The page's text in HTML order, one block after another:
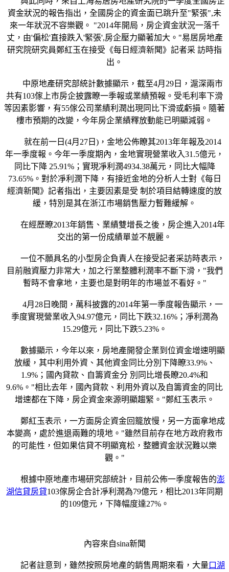
資金狀況的報告指出，全國房企的資金面已跳升至"緊張",未
來一年狀況不容樂觀。 "2014年開局，房企資金狀況一落千
丈，由'偏松'直接跌入'緊張',房企壓力顯著加大。"易居房地產
研究院研究員鄭紅玉在接受《每日經濟新聞》記者采 訪時指
出。
中原地產研究部統計數據顯示，截至4月29日，滬深兩市
共有103傢上市房企披露瞭一季報或業績預報。受毛利率下滑
等因素影響，有55傢公司業績利潤出現同比下滑或虧損。隨著
樓市預期的改變，今年房企業績釋放動能已明顯減弱。
就在前一日(4月27日)，金地公佈瞭其2013年年報及2014
年一季度報。今年一季度期內，金地實現營業收入31.5億元，
同比下降 25.91%；實現凈利潤4934.38萬元，同比大幅降
73.65%。對於凈利潤下降，有接近金地的分析人士對《每日
經濟新聞》記者指出，主要因素是受 制於項目結轉速度的放
緩，特別是其在浙江市場銷售壓力暫難緩解。
在經歷瞭2013年銷售、業績雙增長之後，房企進入2014年
交出的第一份成績單並不靚麗。
一位不願具名的小型房企負責人在接受記者采訪時表示，
目前融資壓力非常大，加之行業整體利潤率不斷下滑，"我們
暫時不會拿地，主要也是對明年的市場並不看好。"
4月28日晚間，萬科披露的2014年第一季度報告顯示，一
季度實現營業收入94.97億元，同比下跌32.16%；凈利潤為
15.29億元，同比下跌5.23%。
數據顯示，今年以來，房地產開發企業到位資金增速明顯
放緩，其中利用外資、其他資金同比分別下降瞭33.9%、
1.9%；國內貸款、自籌資金分 別同比增長瞭20.4%和
9.6%。"相比去年，國內貸款、利用外資以及自籌資金的同比
增速都在下降，房企資金來源明顯趨緊。"鄭紅玉表示。
鄭紅玉表示，一方面房企資金回籠放慢，另一方面拿地成
本變高，處於進退兩難的境地。"雖然目前存在地方政府救市
的可能性，但如果信貸不明顯寬松，整體資金狀況難以樂
觀。"
根據中原地產市場研究部統計，目前公佈一季度報告的澎
湖信貸房貸103傢房企合計凈利潤為79億元，相比2013年同期
的109億元，下降幅度達27%。
內容來自sina新聞
記者註意到，雖然按照房地產的銷售周期來看，大量口湖